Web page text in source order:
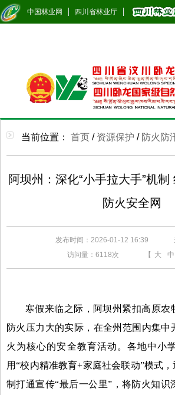
中国林业网 四川省林业厅
当前位置： 首页 / 资源保护 / 防火防
阿坝州：深化“小手拉大手”机
防火安全网
发布时间：2026-01-12 16:39
访问量： 6118次 【 大 中
寒假来临之际，阿坝州紧扣高原农
防火压力大的实际，在全州范围内集中
火为核心的安全教育活动。各地中小
用“校内精准教育+家庭社会联动”模式
制打通宣传“最后一公里”，将防火知识